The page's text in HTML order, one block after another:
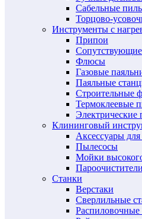
Сабельные
Торцово-
Инструменты с
Припои
Флюсы
Газовые
Паяльные
Строительные
Термоклеевые
Электрические
Клининговый
Аксессуары
Пылесосы
Мойки
Пароочистители
Станки
Верстаки
Сверлильные
Распиловочные